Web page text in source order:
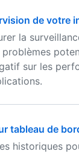
de votre
la
sur les
tableau de
historiques